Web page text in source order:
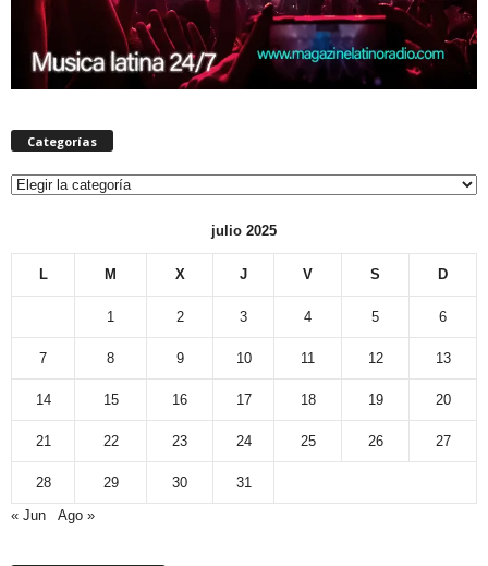
Categorías
Categorías
julio 2025
L M X J V S D
1 2 3 4 5 6
7 8 9 10 11 12 13
14 15 16 17 18 19 20
21 22 23 24 25 26 27
28 29 30
31
« Jun
Ago »